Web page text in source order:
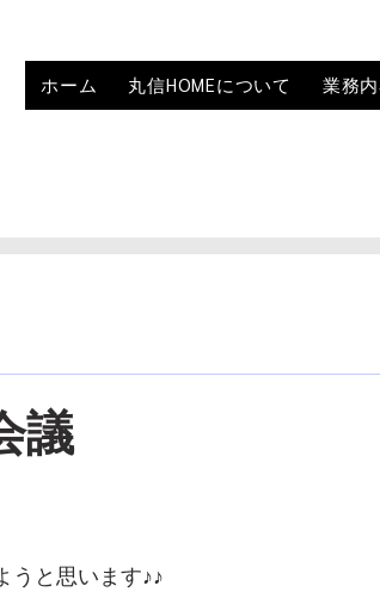
ホーム 丸信HOMEについて 業務
議
うと思います♪♪